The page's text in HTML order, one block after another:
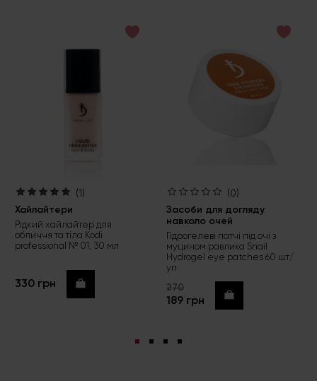
(1)
Хайлайтери
Рідкий хайлайтер для
обличчя та тіла Kodi
professional № 01, 30 мл
330 грн Купити
(0)
Засоби для догляду
навколо очей
Гідрогелеві патчі під очі з
муцином равлика Snail
Hydrogel eye patches 60 шт/
уп
270
189 грн Купити